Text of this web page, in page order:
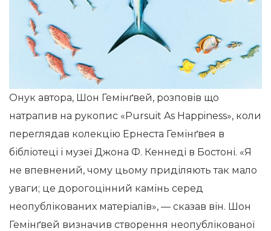
Онук автора, Шон Гемінґвей, розповів що
натрапив на рукопис «Pursuit As Happiness», коли
переглядав колекцію Ернеста Гемінґвея в
бібліотеці і музеї Джона Ф. Кеннеді в Бостоні. «Я
не впевнений, чому цьому приділяють так мало
уваги; це дорогоцінний камінь серед
неопублікованих матеріалів», — сказав він. Шон
Гемінґвей визначив створення неопублікованої